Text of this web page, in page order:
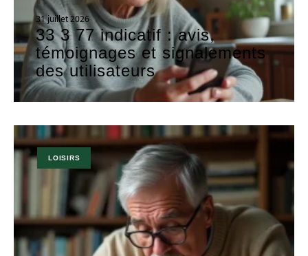
31 juillet 2026
33 3 77 indicatif : avis,
témoignages et signalements
des utilisateurs
LOISIRS